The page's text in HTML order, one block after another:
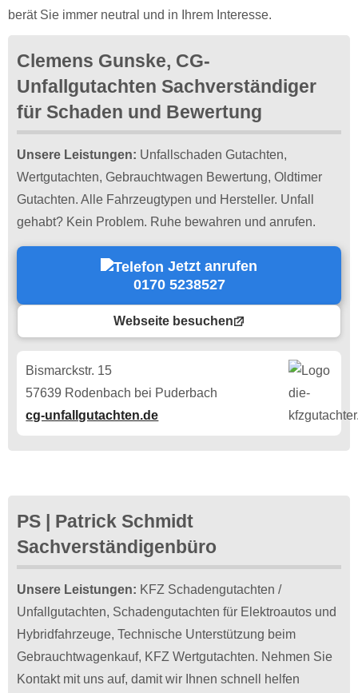
berät Sie immer neutral und in Ihrem Interesse.
Clemens Gunske, CG-
Unfallgutachten Sachverständiger
für Schaden und Bewertung
Unsere Leistungen: Unfallschaden Gutachten,
Wertgutachten, Gebrauchtwagen Bewertung, Oldtimer
Gutachten. Alle Fahrzeugtypen und Hersteller. Unfall
gehabt? Kein Problem. Ruhe bewahren und anrufen.
Jetzt anrufen
0170 5238527
Webseite besuchen
Bismarckstr. 15
57639 Rodenbach bei Puderbach
cg-unfallgutachten.de
PS | Patrick Schmidt
Sachverständigenbüro
Unsere Leistungen: KFZ Schadengutachten /
Unfallgutachten, Schadengutachten für Elektroautos und
Hybridfahrzeuge, Technische Unterstützung beim
Gebrauchtwagenkauf, KFZ Wertgutachten. Nehmen Sie
Kontakt mit uns auf, damit wir Ihnen schnell helfen